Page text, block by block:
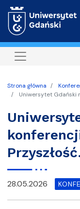
Strona główna
Uniwersytet Gdański
28.05.2026